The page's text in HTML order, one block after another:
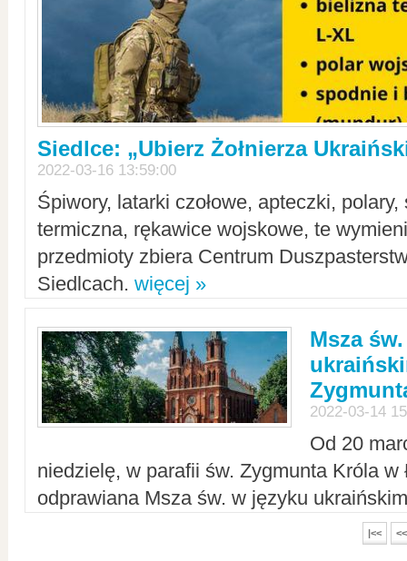
Siedlce: „Ubierz Żołnierza
2022-03-16 13:59:00
Śpiwory, latarki czołowe, apteczki,
termiczna, rękawice wojskowe, te
przedmioty zbiera Centrum
Siedlcach. więcej »
Msza
2022-03-14
Od 20
niedzielę, w parafii św. Zygmunta Króla w
odprawiana Msza św. w języku
|<< <<